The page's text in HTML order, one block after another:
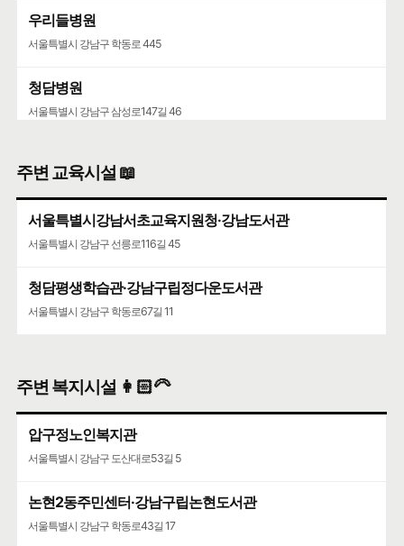
우리들병원
서울특별시 강남구 학동로 445
청담병원
서울특별시 강남구 삼성로147길 46
주변 교육시설 📖
서울특별시강남서초교육지원청·강남도서관
서울특별시 강남구 선릉로116길 45
청담평생학습관·강남구립정다운도서관
서울특별시 강남구 학동로67길 11
주변 복지시설 👩🏻‍🦳
압구정노인복지관
서울특별시 강남구 도산대로53길 5
논현2동주민센터·강남구립논현도서관
서울특별시 강남구 학동로43길 17